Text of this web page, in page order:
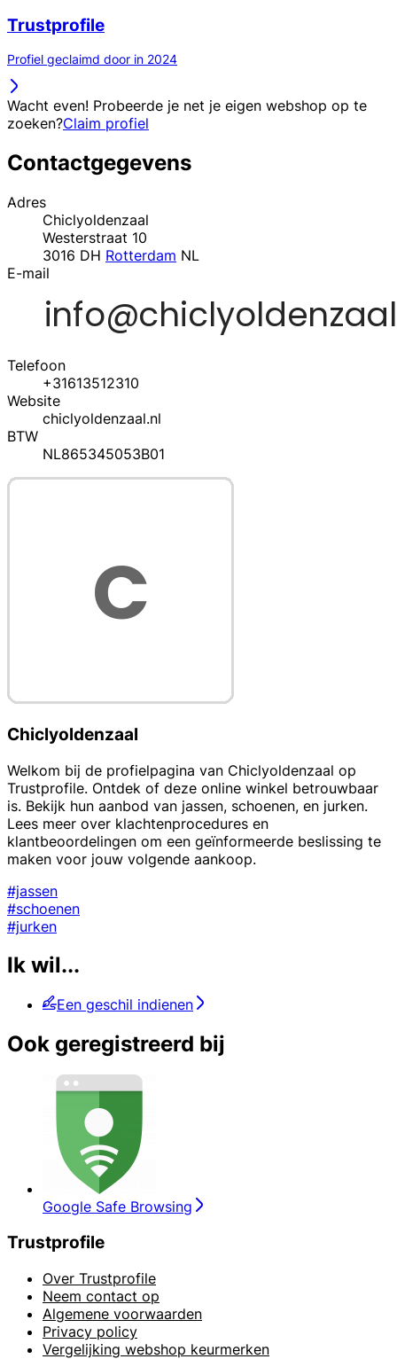
Trustprofile
Profiel geclaimd door in 2024
Wacht even! Probeerde je net je eigen webshop op te
zoeken?Claim profiel
Contactgegevens
Adres
Chiclyoldenzaal
Westerstraat 10
3016 DH Rotterdam NL
E-mail
Telefoon
+31613512310
Website
chiclyoldenzaal.nl
BTW
NL865345053B01
Chiclyoldenzaal
Welkom bij de profielpagina van Chiclyoldenzaal op
Trustprofile. Ontdek of deze online winkel betrouwbaar
is. Bekijk hun aanbod van jassen, schoenen, en jurken.
Lees meer over klachtenprocedures en
klantbeoordelingen om een geïnformeerde beslissing te
maken voor jouw volgende aankoop.
#jassen
#schoenen
#jurken
Ik wil...
Een geschil indienen
Ook geregistreerd bij
Google Safe Browsing
Trustprofile
Over Trustprofile
Neem contact op
Algemene voorwaarden
Privacy policy
Vergelijking webshop keurmerken